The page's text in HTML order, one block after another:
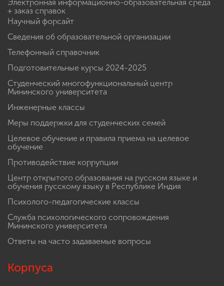
Электронная информационно-образовательная среда
+ заказ справок
Научный форсайт
Сведения об образовательной организации
Телефонный справочник
Подготовительные курсы 2024-2025
Студенческий многофункциональный центр
Мининского университета
Инженерные классы
Меры поддержки для студенческих семей
Целевое обучение и правила приема на целевое
обучение
Противодействие коррупции
Центр открытого образования на русском языке и
обучения русскому языку в Республике Индия
Психолого-педагогические классы
Служба психологического сопровождения
Мининского университета
Ответы на часто задаваемые вопросы
Корпуса